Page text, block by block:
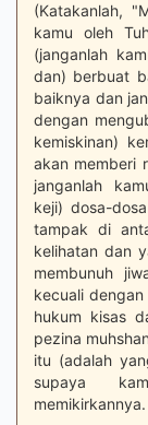
(Katakanlah,
kamu oleh
(janganlah
dan) berbuat
baiknya dan
dengan
kemiskinan)
akan memberi
janganlah
keji) dosa-
tampak di
kelihatan dan
membunuh
kecuali
hukum kisas
pezina
itu (adalah
supaya
memikirkannya.